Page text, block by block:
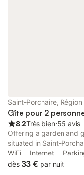
Saint-Porchaire,
Gîte pour 2
8.2Très bien⋅55 avis
Offering a garden and
situated in Saint-
and 16 km from Saint
access to a terrace and
WiFi Internet
dès 33 € par nuit